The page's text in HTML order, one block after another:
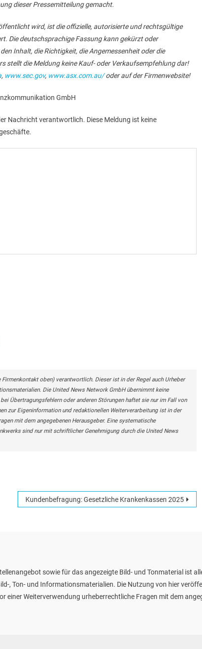
dieser Pressemitteilung gemacht.
wird, ist die offizielle, autorisierte und rechtsgültige
Die deutschsprachige Fassung kann gekürzt oder
Inhalt, die Richtigkeit, die Angemessenheit oder die
stellt die Meldung keine Kauf- oder Verkaufsempfehlung dar!
, www.sec.gov, www.asx.com.au/oder auf der Firmenwebsite!
GmbH
Nachricht verantwortlich. Diese Meldung ist keine
oben) verantwortlich. Dieser ist in der Regel auch Urheber
Die United News Network GmbH übernimmt keine
Übertragungsfehlern oder anderen Störungen haftet sie nur im Fall von
zur Eigeninformation und redaktionellen Weiterverarbeitung ist in der
mit dem angegebenen Herausgeber. Eine systematische
sind nur mit schriftlicher Genehmigung durch die United News
Kundenbefragung: Gesetzliche Krankenkassen 2025
sowie für das angezeigte Bild- und Tonmaterial ist
, Ton- und Informationsmaterialien. Die Nutzung von hier
einer Weiterverwendung urheberrechtliche Fragen mit dem